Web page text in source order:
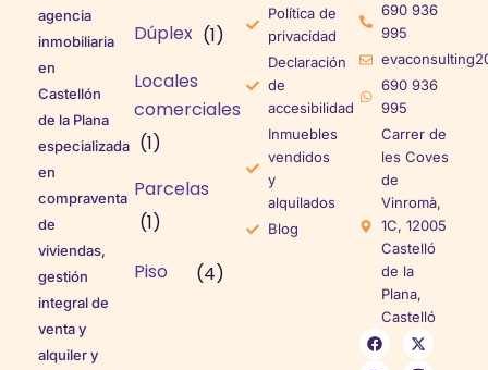
agencia
inmobiliaria
en
Castellón
de la Plana
especializada
en
compraventa
de
viviendas,
gestión
integral de
venta y
alquiler y
Dúplex (1)
Locales
comerciales
(1)
Parcelas
(1)
Piso
(4)
Política de
privacidad
Declaración
de
accesibilidad
Inmuebles
vendidos
y
alquilados
Blog
690 936
995
690 936
995
Carrer de
les Coves
de
Vinromà,
1C, 12005
Castelló
de la
Plana,
Castelló